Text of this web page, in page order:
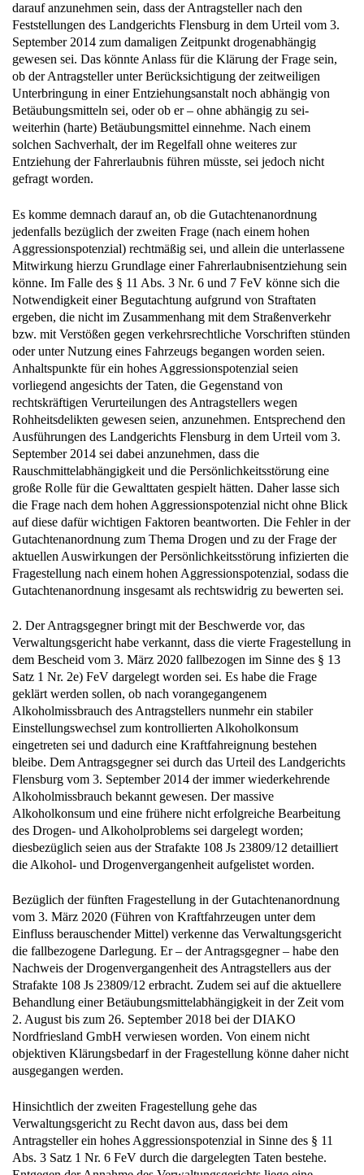
darauf anzunehmen sein, dass der Antragsteller nach den
Feststellungen des Landgerichts Flensburg in dem Urteil vom 3.
September 2014 zum damaligen Zeitpunkt drogenabhängig
gewesen sei. Das könnte Anlass für die Klärung der Frage sein,
ob der Antragsteller unter Berücksichtigung der zeitweiligen
Unterbringung in einer Entziehungsanstalt noch abhängig von
Betäubungsmitteln sei, oder ob er – ohne abhängig zu sei-
weiterhin (harte) Betäubungsmittel einnehme. Nach einem
solchen Sachverhalt, der im Regelfall ohne weiteres zur
Entziehung der Fahrerlaubnis führen müsste, sei jedoch nicht
gefragt worden.
Es komme demnach darauf an, ob die Gutachtenanordnung
jedenfalls bezüglich der zweiten Frage (nach einem hohen
Aggressionspotenzial) rechtmäßig sei, und allein die unterlassene
Mitwirkung hierzu Grundlage einer Fahrerlaubnisentziehung sein
könne. Im Falle des § 11 Abs. 3 Nr. 6 und 7 FeV könne sich die
Notwendigkeit einer Begutachtung aufgrund von Straftaten
ergeben, die nicht im Zusammenhang mit dem Straßenverkehr
bzw. mit Verstößen gegen verkehrsrechtliche Vorschriften stünden
oder unter Nutzung eines Fahrzeugs begangen worden seien.
Anhaltspunkte für ein hohes Aggressionspotenzial seien
vorliegend angesichts der Taten, die Gegenstand von
rechtskräftigen Verurteilungen des Antragstellers wegen
Rohheitsdelikten gewesen seien, anzunehmen. Entsprechend den
Ausführungen des Landgerichts Flensburg in dem Urteil vom 3.
September 2014 sei dabei anzunehmen, dass die
Rauschmittelabhängigkeit und die Persönlichkeitsstörung eine
große Rolle für die Gewalttaten gespielt hätten. Daher lasse sich
die Frage nach dem hohen Aggressionspotenzial nicht ohne Blick
auf diese dafür wichtigen Faktoren beantworten. Die Fehler in der
Gutachtenanordnung zum Thema Drogen und zu der Frage der
aktuellen Auswirkungen der Persönlichkeitsstörung infizierten die
Fragestellung nach einem hohen Aggressionspotenzial, sodass die
Gutachtenanordnung insgesamt als rechtswidrig zu bewerten sei.
2. Der Antragsgegner bringt mit der Beschwerde vor, das
Verwaltungsgericht habe verkannt, dass die vierte Fragestellung in
dem Bescheid vom 3. März 2020 fallbezogen im Sinne des § 13
Satz 1 Nr. 2e) FeV dargelegt worden sei. Es habe die Frage
geklärt werden sollen, ob nach vorangegangenem
Alkoholmissbrauch des Antragstellers nunmehr ein stabiler
Einstellungswechsel zum kontrollierten Alkoholkonsum
eingetreten sei und dadurch eine Kraftfahreignung bestehen
bleibe. Dem Antragsgegner sei durch das Urteil des Landgerichts
Flensburg vom 3. September 2014 der immer wiederkehrende
Alkoholmissbrauch bekannt gewesen. Der massive
Alkoholkonsum und eine frühere nicht erfolgreiche Bearbeitung
des Drogen- und Alkoholproblems sei dargelegt worden;
diesbezüglich seien aus der Strafakte 108 Js 23809/12 detailliert
die Alkohol- und Drogenvergangenheit aufgelistet worden.
Bezüglich der fünften Fragestellung in der Gutachtenanordnung
vom 3. März 2020 (Führen von Kraftfahrzeugen unter dem
Einfluss berauschender Mittel) verkenne das Verwaltungsgericht
die fallbezogene Darlegung. Er – der Antragsgegner – habe den
Nachweis der Drogenvergangenheit des Antragstellers aus der
Strafakte 108 Js 23809/12 erbracht. Zudem sei auf die aktuellere
Behandlung einer Betäubungsmittelabhängigkeit in der Zeit vom
2. August bis zum 26. September 2018 bei der DIAKO
Nordfriesland GmbH verwiesen worden. Von einem nicht
objektiven Klärungsbedarf in der Fragestellung könne daher nicht
ausgegangen werden.
Hinsichtlich der zweiten Fragestellung gehe das
Verwaltungsgericht zu Recht davon aus, dass bei dem
Antragsteller ein hohes Aggressionspotenzial in Sinne des § 11
Abs. 3 Satz 1 Nr. 6 FeV durch die dargelegten Taten bestehe.